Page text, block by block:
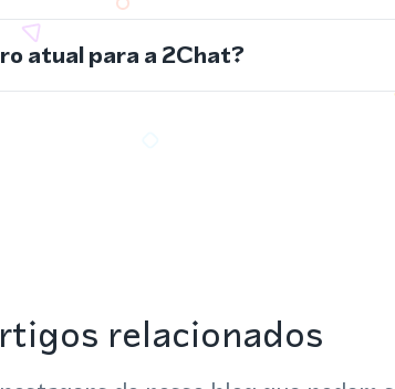
atual para a 2Chat?
relacionados